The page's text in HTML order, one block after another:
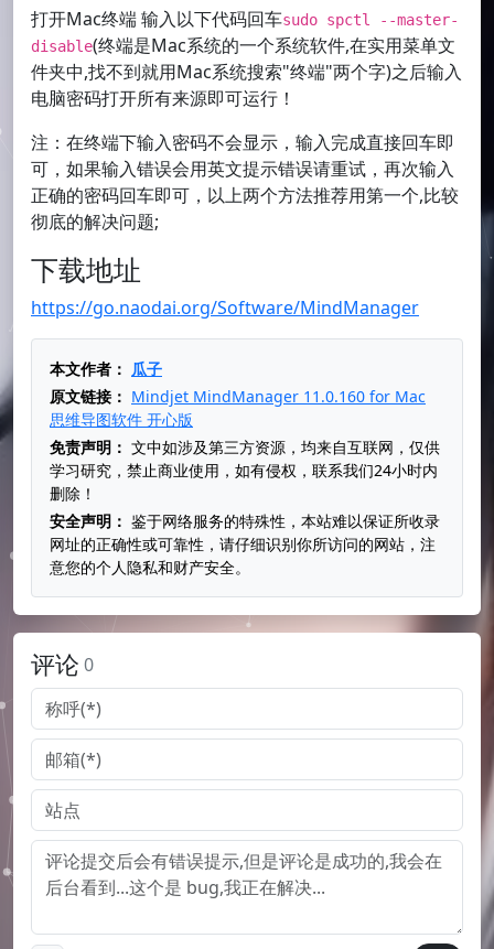
打开Mac终端 输入以下代码回车sudo spctl --master-
disable(终端是Mac系统的一个系统软件,在实用菜单文
件夹中,找不到就用Mac系统搜索"终端"两个字)之后输入
电脑密码打开所有来源即可运行！
注：在终端下输入密码不会显示，输入完成直接回车即
可，如果输入错误会用英文提示错误请重试，再次输入
正确的密码回车即可，以上两个方法推荐用第一个,比较
彻底的解决问题;
下载地址
https://go.naodai.org/Software/MindManager
本文作者： 瓜子
原文链接： Mindjet MindManager 11.0.160 for Mac
思维导图软件 开心版
免责声明： 文中如涉及第三方资源，均来自互联网，仅供
学习研究，禁止商业使用，如有侵权，联系我们24小时内
删除！
安全声明： 鉴于网络服务的特殊性，本站难以保证所收录
网址的正确性或可靠性，请仔细识别你所访问的网站，注
意您的个人隐私和财产安全。
评论 0